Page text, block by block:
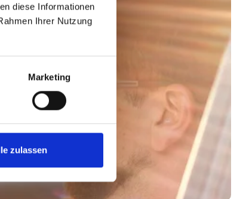
diese Informationen
Ihrer Nutzung
Marketing
zulassen